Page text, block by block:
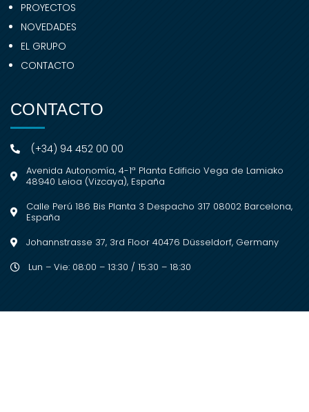
PROYECTOS
NOVEDADES
EL GRUPO
CONTACTO
CONTACTO
(+34) 94 452 00 00
Avenida Autonomía, 4-1ª Planta Edificio Vega de Lamiako
48940 Leioa (Vizcaya), España
Calle Perú 186 Bis Planta 3 Despacho 317 08002 Barcelona,
España
Johannstrasse 37, 3rd Floor 40476 Düsseldorf, Germany
Lun – Vie: 08:00 – 13:30 / 15:30 – 18:30